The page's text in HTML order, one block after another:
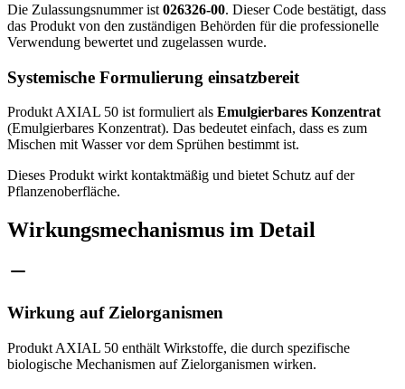
Die Zulassungsnummer ist 026326-00. Dieser Code bestätigt, dass
das Produkt von den zuständigen Behörden für die professionelle
Verwendung bewertet und zugelassen wurde.
Systemische Formulierung einsatzbereit
Produkt AXIAL 50 ist formuliert als Emulgierbares Konzentrat
(Emulgierbares Konzentrat). Das bedeutet einfach, dass es zum
Mischen mit Wasser vor dem Sprühen bestimmt ist.
Dieses Produkt wirkt kontaktmäßig und bietet Schutz auf der
Pflanzenoberfläche.
Wirkungsmechanismus im Detail
Wirkung auf Zielorganismen
Produkt AXIAL 50 enthält Wirkstoffe, die durch spezifische
biologische Mechanismen auf Zielorganismen wirken.